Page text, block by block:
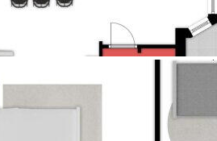
binnen stroomt. Wordt het
je de rolluiken in de erker zich
loop je verder naar het
de woning. Aan de linkerzijde
wasruimte met de
en een ruime inbouwkast met